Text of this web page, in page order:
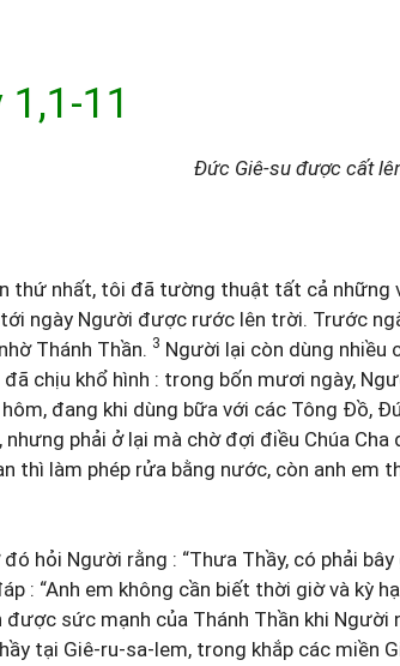
11
Đức Giê-su được cất
thứ nhất, tôi đã tường thuật tất cả những
ngày Người được rước lên trời. Trước
Thánh Thần. 3 Người lại còn dùng nhiều
chịu khổ hình : trong bốn mươi ngày,
đang khi dùng bữa với các Tông Đồ,
phải ở lại mà chờ đợi điều Chúa Cha
thì làm phép rửa bằng nước, còn anh em
hỏi Người rằng : “Thưa Thầy, có phải
: “Anh em không cần biết thời giờ và kỳ
được sức mạnh của Thánh Thần khi Người
tại Giê-ru-sa-lem, trong khắp các miền